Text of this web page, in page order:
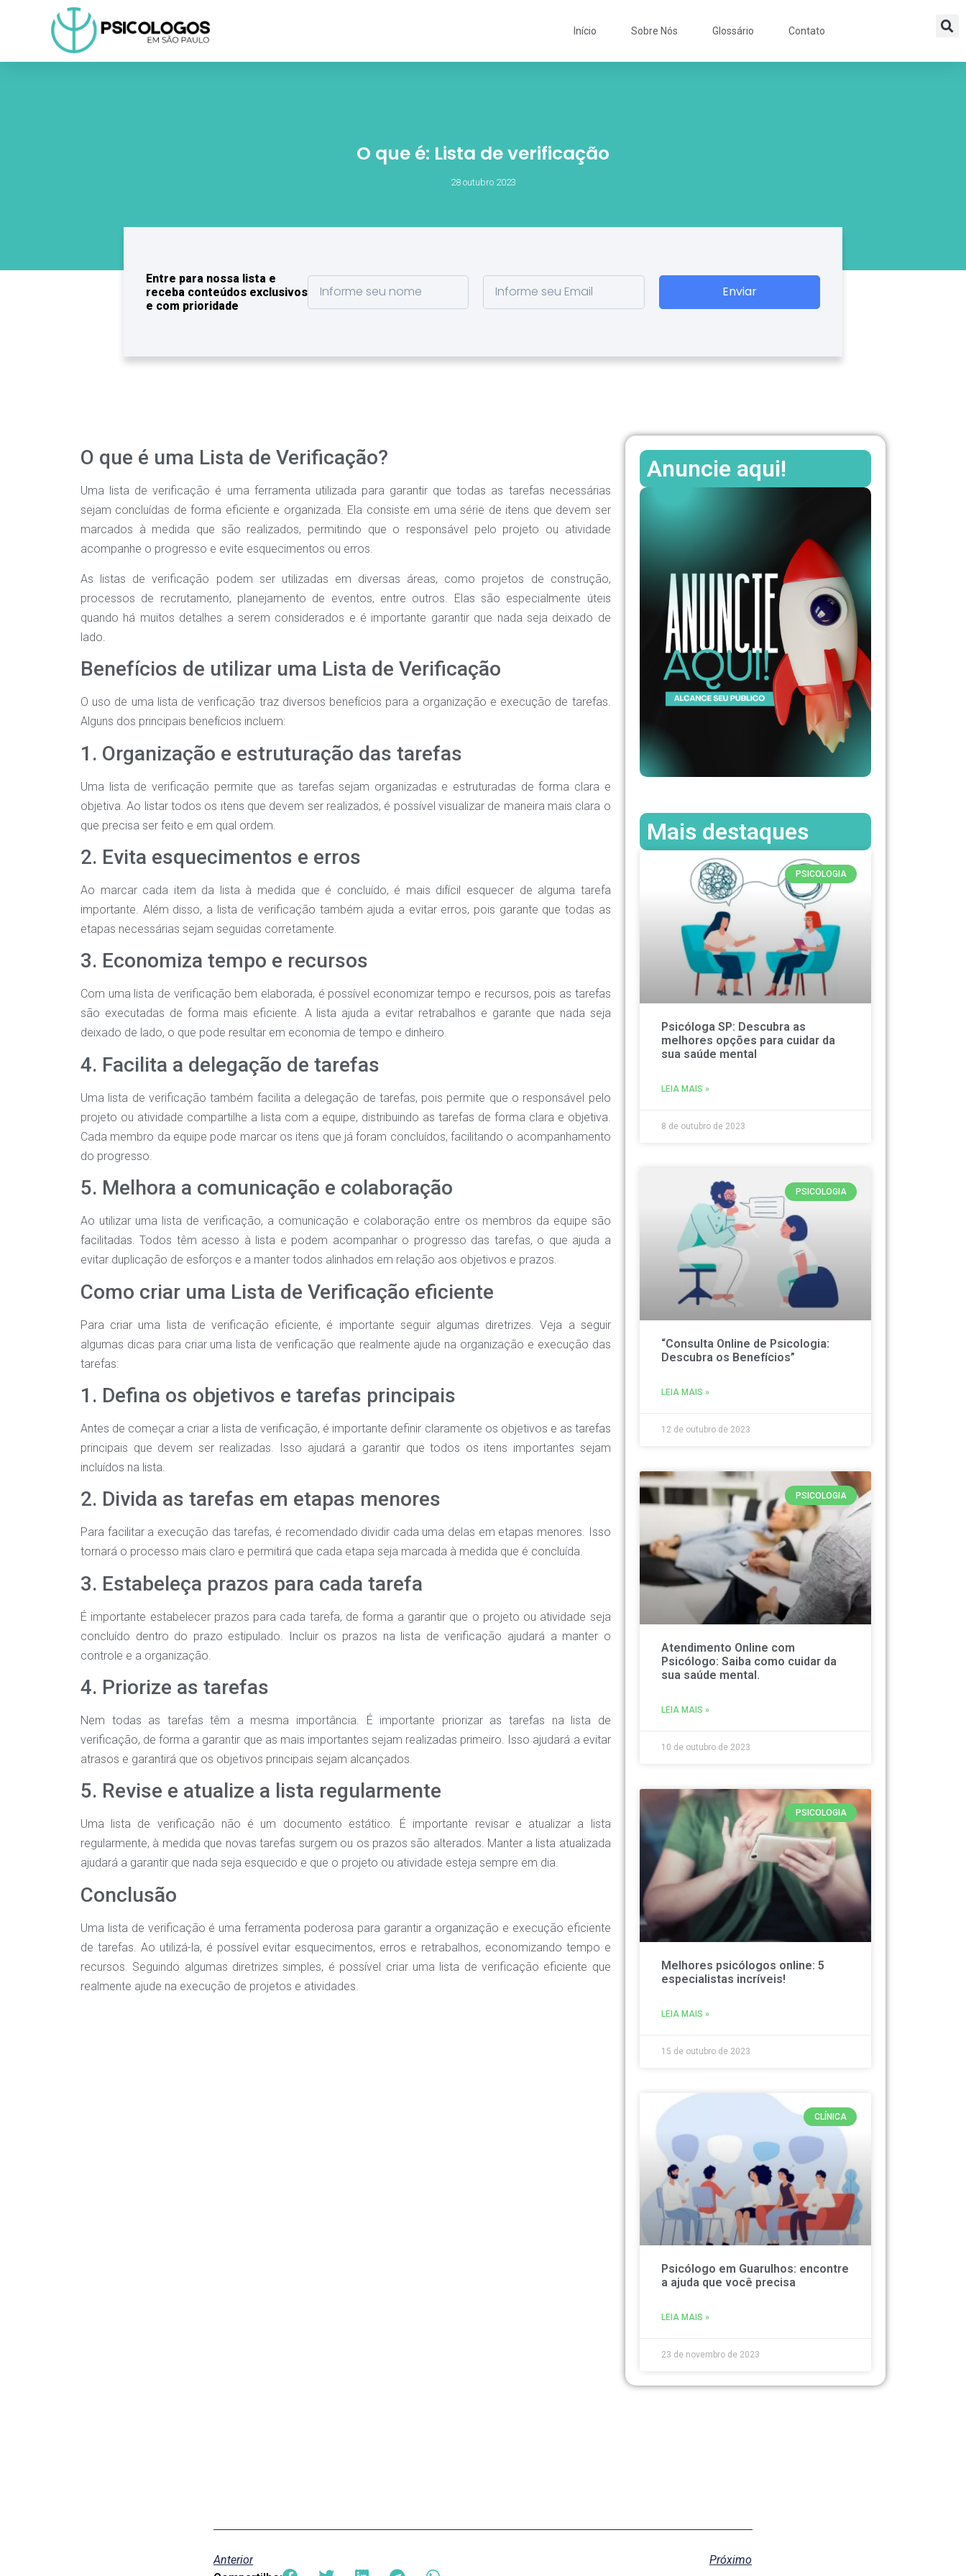
Início Sobre Nós Glossário Contato
O que é: Lista de verificação
28 outubro 2023
Enviar
Entre para nossa lista e
receba conteúdos exclusivos
e com prioridade
O que é uma Lista de Verificação?
Uma lista de verificação é uma ferramenta utilizada para garantir que todas as tarefas necessárias
sejam concluídas de forma eficiente e organizada. Ela consiste em uma série de itens que devem ser
marcados à medida que são realizados, permitindo que o responsável pelo projeto ou atividade
acompanhe o progresso e evite esquecimentos ou erros.
As listas de verificação podem ser utilizadas em diversas áreas, como projetos de construção,
processos de recrutamento, planejamento de eventos, entre outros. Elas são especialmente úteis
quando há muitos detalhes a serem considerados e é importante garantir que nada seja deixado de
lado.
Benefícios de utilizar uma Lista de Verificação
O uso de uma lista de verificação traz diversos benefícios para a organização e execução de tarefas.
Alguns dos principais benefícios incluem:
1. Organização e estruturação das tarefas
Uma lista de verificação permite que as tarefas sejam organizadas e estruturadas de forma clara e
objetiva. Ao listar todos os itens que devem ser realizados, é possível visualizar de maneira mais clara o
que precisa ser feito e em qual ordem.
2. Evita esquecimentos e erros
Ao marcar cada item da lista à medida que é concluído, é mais difícil esquecer de alguma tarefa
importante. Além disso, a lista de verificação também ajuda a evitar erros, pois garante que todas as
etapas necessárias sejam seguidas corretamente.
3. Economiza tempo e recursos
Com uma lista de verificação bem elaborada, é possível economizar tempo e recursos, pois as tarefas
são executadas de forma mais eficiente. A lista ajuda a evitar retrabalhos e garante que nada seja
deixado de lado, o que pode resultar em economia de tempo e dinheiro.
4. Facilita a delegação de tarefas
Uma lista de verificação também facilita a delegação de tarefas, pois permite que o responsável pelo
projeto ou atividade compartilhe a lista com a equipe, distribuindo as tarefas de forma clara e objetiva.
Cada membro da equipe pode marcar os itens que já foram concluídos, facilitando o acompanhamento
do progresso.
5. Melhora a comunicação e colaboração
Ao utilizar uma lista de verificação, a comunicação e colaboração entre os membros da equipe são
facilitadas. Todos têm acesso à lista e podem acompanhar o progresso das tarefas, o que ajuda a
evitar duplicação de esforços e a manter todos alinhados em relação aos objetivos e prazos.
Como criar uma Lista de Verificação eficiente
Para criar uma lista de verificação eficiente, é importante seguir algumas diretrizes. Veja a seguir
algumas dicas para criar uma lista de verificação que realmente ajude na organização e execução das
tarefas:
1. Defina os objetivos e tarefas principais
Antes de começar a criar a lista de verificação, é importante definir claramente os objetivos e as tarefas
principais que devem ser realizadas. Isso ajudará a garantir que todos os itens importantes sejam
incluídos na lista.
2. Divida as tarefas em etapas menores
Para facilitar a execução das tarefas, é recomendado dividir cada uma delas em etapas menores. Isso
tornará o processo mais claro e permitirá que cada etapa seja marcada à medida que é concluída.
3. Estabeleça prazos para cada tarefa
É importante estabelecer prazos para cada tarefa, de forma a garantir que o projeto ou atividade seja
concluído dentro do prazo estipulado. Incluir os prazos na lista de verificação ajudará a manter o
controle e a organização.
4. Priorize as tarefas
Nem todas as tarefas têm a mesma importância. É importante priorizar as tarefas na lista de
verificação, de forma a garantir que as mais importantes sejam realizadas primeiro. Isso ajudará a evitar
atrasos e garantirá que os objetivos principais sejam alcançados.
5. Revise e atualize a lista regularmente
Uma lista de verificação não é um documento estático. É importante revisar e atualizar a lista
regularmente, à medida que novas tarefas surgem ou os prazos são alterados. Manter a lista atualizada
ajudará a garantir que nada seja esquecido e que o projeto ou atividade esteja sempre em dia.
Conclusão
Uma lista de verificação é uma ferramenta poderosa para garantir a organização e execução eficiente
de tarefas. Ao utilizá-la, é possível evitar esquecimentos, erros e retrabalhos, economizando tempo e
recursos. Seguindo algumas diretrizes simples, é possível criar uma lista de verificação eficiente que
realmente ajude na execução de projetos e atividades.
Anuncie aqui!
Mais destaques
PSICOLOGIA
Psicóloga SP: Descubra as
melhores opções para cuidar da
sua saúde mental
LEIA MAIS »
8 de outubro de 2023
PSICOLOGIA
“Consulta Online de Psicologia:
Descubra os Benefícios”
LEIA MAIS »
12 de outubro de 2023
PSICOLOGIA
Atendimento Online com
Psicólogo: Saiba como cuidar da
sua saúde mental.
LEIA MAIS »
10 de outubro de 2023
PSICOLOGIA
Melhores psicólogos online: 5
especialistas incríveis!
LEIA MAIS »
15 de outubro de 2023
CLÍNICA
Psicólogo em Guarulhos: encontre
a ajuda que você precisa
LEIA MAIS »
23 de novembro de 2023
Anterior
Próximo